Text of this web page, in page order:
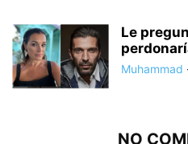
Le
Muhammad
NO